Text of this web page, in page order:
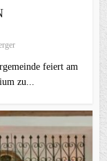
feiert am
zu...